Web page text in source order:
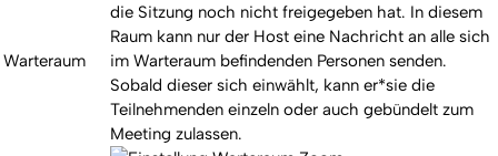
Warteraum
die Sitzung noch nicht freigegeben hat. In diesem
Raum kann nur der Host eine Nachricht an alle sich
im Warteraum befindenden Personen senden.
Sobald dieser sich einwählt, kann er*sie die
Teilnehmenden einzeln oder auch gebündelt zum
Meeting zulassen.